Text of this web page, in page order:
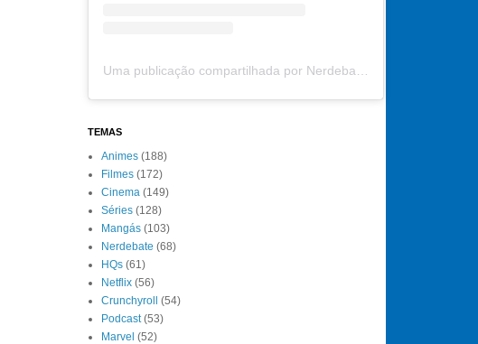
TEMAS
Animes (188)
Filmes (172)
Cinema (149)
Séries (128)
Mangás (103)
Nerdebate (68)
HQs (61)
Netflix (56)
Crunchyroll (54)
Podcast (53)
Marvel (52)